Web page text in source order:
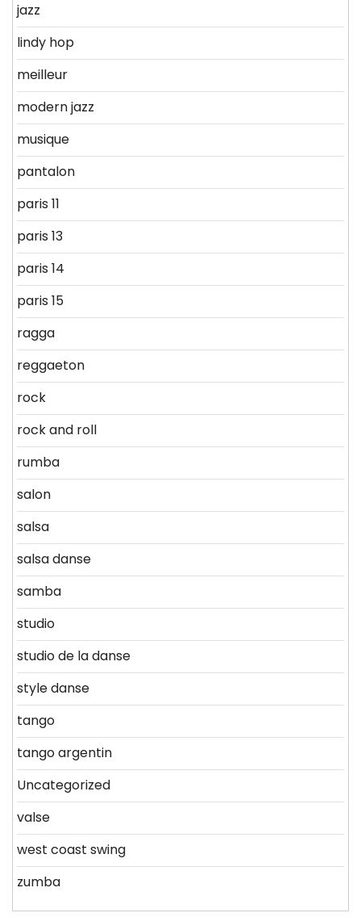
jazz
lindy hop
meilleur
modern jazz
musique
pantalon
paris 11
paris 13
paris 14
paris 15
ragga
reggaeton
rock
rock and roll
rumba
salon
salsa
salsa danse
samba
studio
studio de la danse
style danse
tango
tango argentin
Uncategorized
valse
west coast swing
zumba